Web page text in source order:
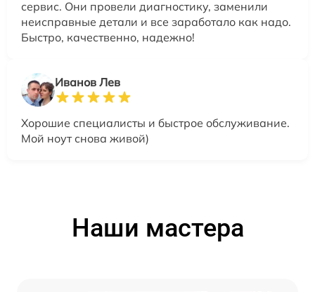
сервис. Они провели диагностику, заменили
неисправные детали и все заработало как надо.
Быстро, качественно, надежно!
Иванов Лев
Хорошие специалисты и быстрое обслуживание.
Мой ноут снова живой)
Наши мастера